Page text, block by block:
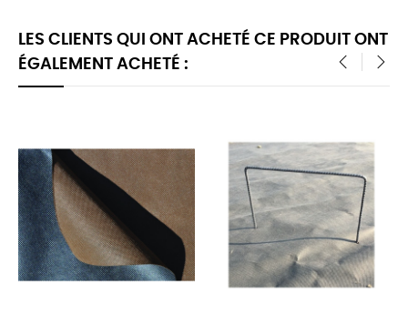
LES CLIENTS QUI ONT ACHETÉ CE PRODUIT ONT
ÉGALEMENT ACHETÉ :